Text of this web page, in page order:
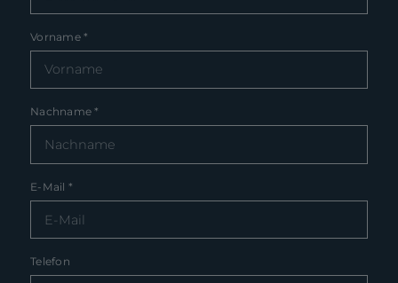
Vorname*
Nachname*
E-Mail *
Telefon